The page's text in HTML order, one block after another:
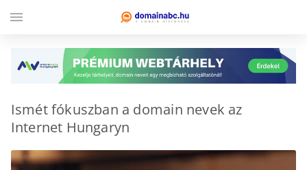
Ismét fókuszban a domain nevek az
Internet Hungaryn
menu